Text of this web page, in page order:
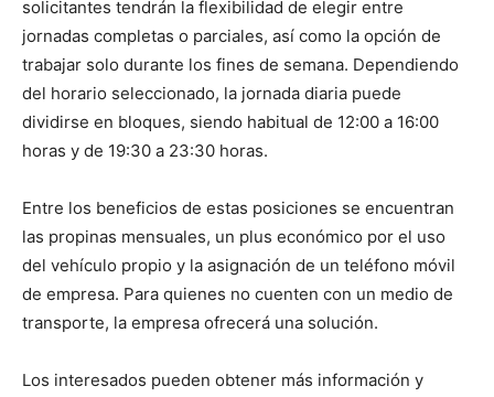
solicitantes tendrán la flexibilidad de elegir entre
jornadas completas o parciales, así como la opción de
trabajar solo durante los fines de semana. Dependiendo
del horario seleccionado, la jornada diaria puede
dividirse en bloques, siendo habitual de 12:00 a 16:00
horas y de 19:30 a 23:30 horas.
Entre los beneficios de estas posiciones se encuentran
las propinas mensuales, un plus económico por el uso
del vehículo propio y la asignación de un teléfono móvil
de empresa. Para quienes no cuenten con un medio de
transporte, la empresa ofrecerá una solución.
Los interesados pueden obtener más información y